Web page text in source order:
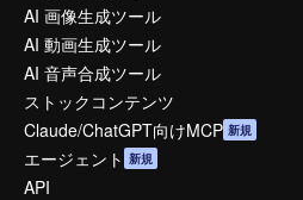
AI 画像生成ツール
AI 動画生成ツール
AI 音声合成ツール
ストックコンテンツ
Claude/ChatGPT向けMCP 新規
エージェント 新規
API